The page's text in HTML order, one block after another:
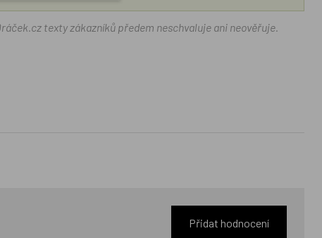
texty zákazníků předem neschvaluje ani neověřuje.
Přidat hodnocení